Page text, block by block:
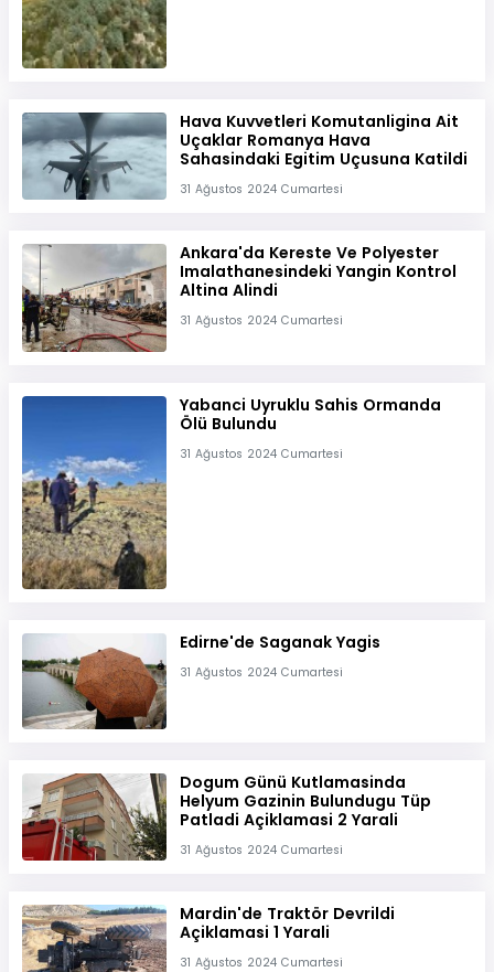
Hava Kuvvetleri Komutanligina Ait
Uçaklar Romanya Hava
Sahasindaki Egitim Uçusuna Katildi
31 Ağustos 2024 Cumartesi
Ankara'da Kereste Ve Polyester
Imalathanesindeki Yangin Kontrol
Altina Alindi
31 Ağustos 2024 Cumartesi
Yabanci Uyruklu Sahis Ormanda
Ölü Bulundu
31 Ağustos 2024 Cumartesi
Edirne'de Saganak Yagis
31 Ağustos 2024 Cumartesi
Dogum Günü Kutlamasinda
Helyum Gazinin Bulundugu Tüp
Patladi Açiklamasi 2 Yarali
31 Ağustos 2024 Cumartesi
Mardin'de Traktör Devrildi
Açiklamasi 1 Yarali
31 Ağustos 2024 Cumartesi